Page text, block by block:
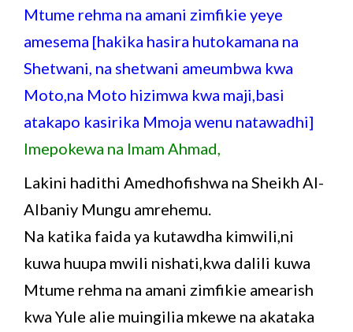
Mtume rehma na amani zimfikie yeye
amesema [hakika hasira hutokamana na
Shetwani, na shetwani ameumbwa kwa
Moto,na Moto hizimwa kwa maji,basi
atakapo kasirika Mmoja wenu natawadhi]
Imepokewa na Imam Ahmad,
Lakini hadithi Amedhofishwa na Sheikh Al-
Albaniy Mungu amrehemu.
Na katika faida ya kutawdha kimwili,ni
kuwa huupa mwili nishati,kwa dalili kuwa
Mtume rehma na amani zimfikie amearish
kwa Yule alie muingilia mkewe na akataka